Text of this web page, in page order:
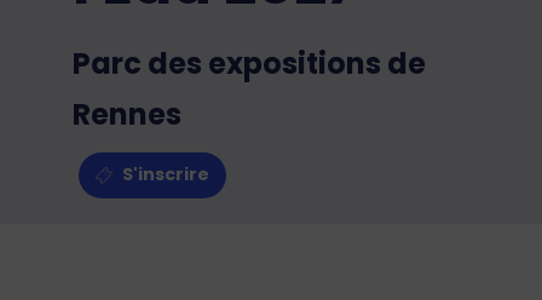
Parc des expositions de
Rennes
S'inscrire